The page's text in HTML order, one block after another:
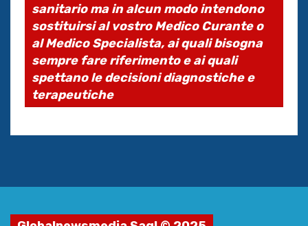
sanitario ma in alcun modo intendono
sostituirsi al vostro Medico Curante o
al Medico Specialista, ai quali bisogna
sempre fare riferimento e ai quali
spettano le decisioni diagnostiche e
terapeutiche